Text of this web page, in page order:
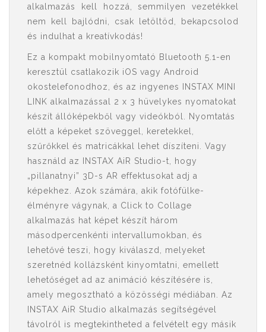
alkalmazás kell hozzá, semmilyen vezetékkel
nem kell bajlódni, csak letöltöd, bekapcsolod
és indulhat a kreatívkodás!
Ez a kompakt mobilnyomtató Bluetooth 5.1-en
keresztül csatlakozik iOS vagy Android
okostelefonodhoz, és az ingyenes INSTAX MINI
LINK alkalmazással 2 x 3 hüvelykes nyomatokat
készít állóképekből vagy videókból. Nyomtatás
előtt a képeket szöveggel, keretekkel,
szűrőkkel és matricákkal lehet díszíteni. Vagy
használd az INSTAX AiR Studio-t, hogy
„pillanatnyi” 3D-s AR effektusokat adj a
képekhez. Azok számára, akik fotófülke-
élményre vágynak, a Click to Collage
alkalmazás hat képet készít három
másodpercenkénti intervallumokban, és
lehetővé teszi, hogy kiválaszd, melyeket
szeretnéd kollázsként kinyomtatni, emellett
lehetőséget ad az animáció készítésére is,
amely megosztható a közösségi médiában. Az
INSTAX AiR Studio alkalmazás segítségével
távolról is megtekintheted a felvételt egy másik